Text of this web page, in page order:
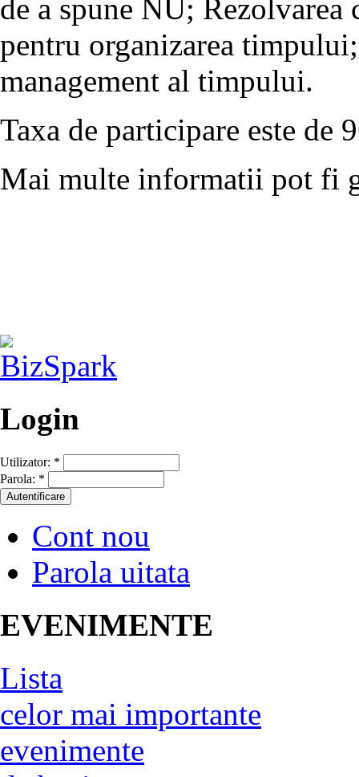
de a spune NU;
pentru organizarea
management al timpului.
Taxa de participare este de
Mai multe informatii pot fi
Login
Utilizator: *
Parola: *
Cont nou
Parola uitata
EVENIMENTE
Lista
celor mai importante
evenimente